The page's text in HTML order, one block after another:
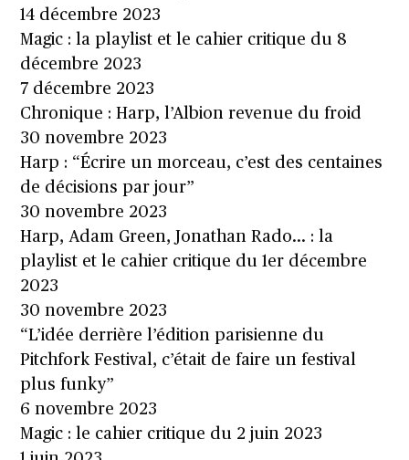
14 décembre 2023
Magic : la playlist et le cahier critique du 8
décembre 2023
7 décembre 2023
Chronique : Harp, l’Albion revenue du froid
30 novembre 2023
Harp : “Écrire un morceau, c’est des centaines
de décisions par jour”
30 novembre 2023
Harp, Adam Green, Jonathan Rado… : la
playlist et le cahier critique du 1er décembre
2023
30 novembre 2023
“L’idée derrière l’édition parisienne du
Pitchfork Festival, c’était de faire un festival
plus funky”
6 novembre 2023
Magic : le cahier critique du 2 juin 2023